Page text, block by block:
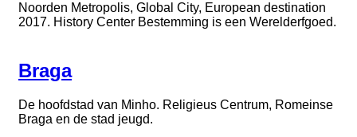
Noorden Metropolis, Global City, European destination
2017. History Center Bestemming is een Werelderfgoed.
Braga
De hoofdstad van Minho. Religieus Centrum, Romeinse
Braga en de stad jeugd.